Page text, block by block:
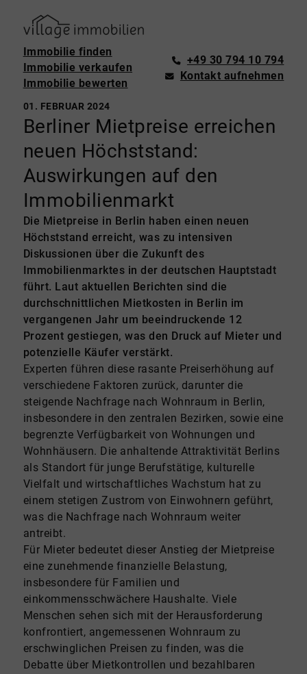
Immobilie finden
Immobilie verkaufen
Immobilie bewerten
+49 30 794 10 794
Kontakt aufnehmen
01. FEBRUAR 2024
Berliner Mietpreise erreichen
neuen Höchststand:
Auswirkungen auf den
Immobilienmarkt
Die Mietpreise in Berlin haben einen neuen
Höchststand erreicht, was zu intensiven
Diskussionen über die Zukunft des
Immobilienmarktes in der deutschen Hauptstadt
führt. Laut aktuellen Berichten sind die
durchschnittlichen Mietkosten in Berlin im
vergangenen Jahr um beeindruckende 12
Prozent gestiegen, was den Druck auf Mieter und
potenzielle Käufer verstärkt.
Experten führen diese rasante Preiserhöhung auf
verschiedene Faktoren zurück, darunter die
steigende Nachfrage nach Wohnraum in Berlin,
insbesondere in den zentralen Bezirken, sowie eine
begrenzte Verfügbarkeit von Wohnungen und
Wohnhäusern. Die anhaltende Attraktivität Berlins
als Standort für junge Berufstätige, kulturelle
Vielfalt und wirtschaftliches Wachstum hat zu
einem stetigen Zustrom von Einwohnern geführt,
was die Nachfrage nach Wohnraum weiter
antreibt.
Für Mieter bedeutet dieser Anstieg der Mietpreise
eine zunehmende finanzielle Belastung,
insbesondere für Familien und
einkommensschwächere Haushalte. Viele
Menschen sehen sich mit der Herausforderung
konfrontiert, angemessenen Wohnraum zu
erschwinglichen Preisen zu finden, was die
Debatte über Mietkontrollen und bezahlbaren